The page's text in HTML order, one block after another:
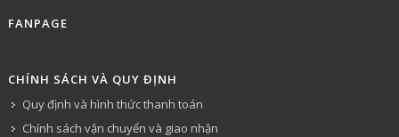
FANPAGE
CHÍNH SÁCH VÀ QUY ĐỊNH
Quy định và hình thức thanh toán
Chính sách vận chuyển và giao nhận